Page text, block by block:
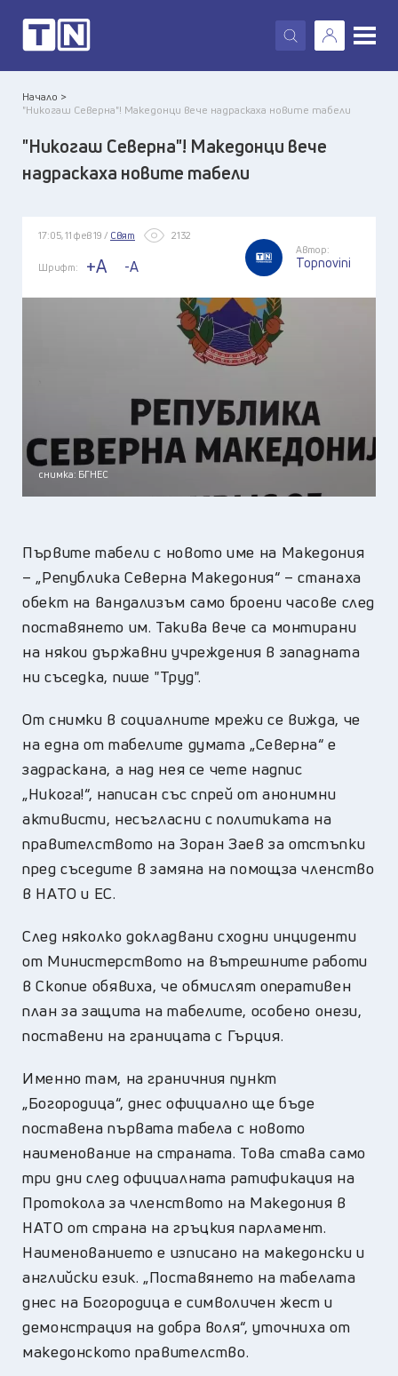
X
Начало >
"Никогаш Северна"! Македонци вече надраскаха новите табели
"Никогаш Северна"! Македонци вече
надраскаха новите табели
17:05, 11 фев 19 / Свят 2132
Шрифт: +A -A
Автор:
Topnovini
снимка: БГНЕС
Първите табели с новото име на Македония
– „Република Северна Македония“ – станаха
обект на вандализъм само броени часове след
поставянето им. Такива вече са монтирани
на някои държавни учреждения в западната
ни съседка, пише "Труд".
От снимки в социалните мрежи се вижда, че
на една от табелите думата „Северна“ е
задраскана, а над нея се чете надпис
„Никога!“, написан със спрей от анонимни
активисти, несъгласни с политиката на
правителството на Зоран Заев за отстъпки
пред съседите в замяна на помощза членство
в НАТО и ЕС.
След няколко докладвани сходни инциденти
от Министерството на вътрешните работи
в Скопие обявиха, че обмислят оперативен
план за защита на табелите, особено онези,
поставени на границата с Гърция.
Именно там, на граничния пункт
„Богородица“, днес официално ще бъде
поставена първата табела с новото
наименование на страната. Това става само
три дни след официалната ратификация на
Протокола за членството на Македония в
НАТО от страна на гръцкия парламент.
Наименованието е изписано на македонски и
английски език. „Поставянето на табелата
днес на Богородица е символичен жест и
демонстрация на добра воля“, уточниха от
македонското правителство.